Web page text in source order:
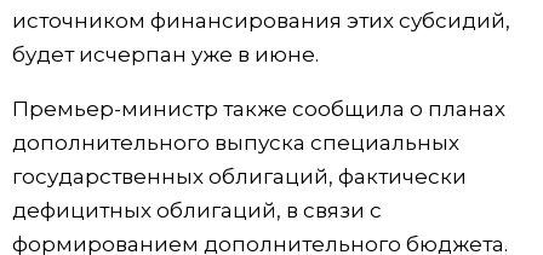
источником финансирования этих субсидий,
будет исчерпан уже в июне.
Премьер-министр также сообщила о планах
дополнительного выпуска специальных
государственных облигаций, фактически
дефицитных облигаций, в связи с
формированием дополнительного бюджета.